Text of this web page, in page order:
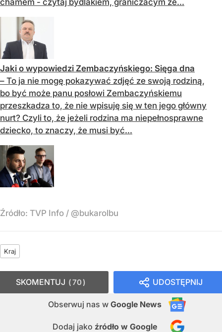
Jaki o wypowiedzi Zembaczyńskiego: Sięga dna
– To ja nie mogę pokazywać zdjęć ze swoją rodziną,
bo być może panu posłowi Zembaczyńskiemu
przeszkadza to, że nie wpisuję się w ten jego główny
nurt? Czyli to, że jeżeli rodzina ma niepełnosprawne
dziecko, to znaczy, że musi być...
Źródło: TVP Info / @bukarolbu
Kraj
UDOSTĘPNIJ
Obserwuj nas w Google News
Dodaj jako źródło w Google
SKOMENTUJ 70